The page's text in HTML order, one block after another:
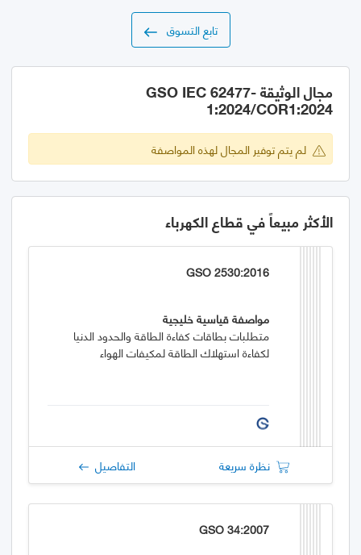
تابع التسوق
مجال الوثيقة GSO IEC 62477-
1:2024/COR1:2024
لم يتم توفير المجال لهذه المواصفة
الأكثر مبيعاً في قطاع الكهرباء
GSO 2530:2016
مواصفة قياسية خليجية
متطلبات بطاقات كفاءة الطاقة والحدود الدنيا
لكفاءة استهلاك الطاقة لمكيفات الهواء
نظرة سريعة التفاصيل
GSO 34:2007